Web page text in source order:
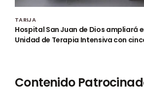
TARIJA
Hospital San Juan de Dios ampliará
Unidad de Terapia Intensiva con
Contenido